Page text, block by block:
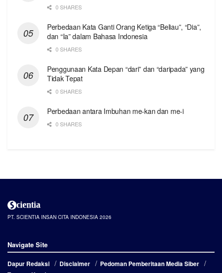
0 SHARES
Perbedaan Kata Ganti Orang Ketiga “Beliau”, “Dia”,
dan “Ia” dalam Bahasa Indonesia
0 SHARES
Penggunaan Kata Depan “dari” dan “daripada” yang
Tidak Tepat
0 SHARES
Perbedaan antara Imbuhan me-kan dan me-i
0 SHARES
PT. SCIENTIA INSAN CITA INDONESIA 2026
Navigate Site
Dapur Redaksi Disclaimer
Pedoman Pemberitaan Media Siber